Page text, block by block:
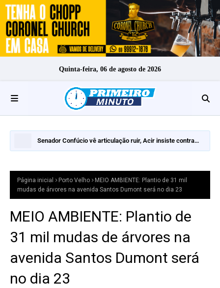
Quinta-feira, 06 de agosto de 2026
Senador Confúcio vê articulação ruir, Acir insiste contra
Página inicial Porto Velho
MEIO AMBIENTE: Plantio de 31 mil
mudas de árvores na avenida Santos Dumont será no dia 23
MEIO AMBIENTE: Plantio de
31 mil mudas de árvores na
avenida Santos Dumont será
no dia 23